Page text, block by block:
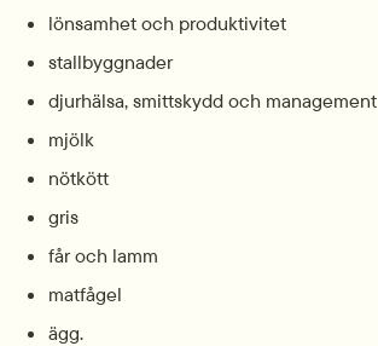
lönsamhet och produktivitet
stallbyggnader
djurhälsa, smittskydd och management
mjölk
nötkött
gris
får och lamm
matfågel
ägg.